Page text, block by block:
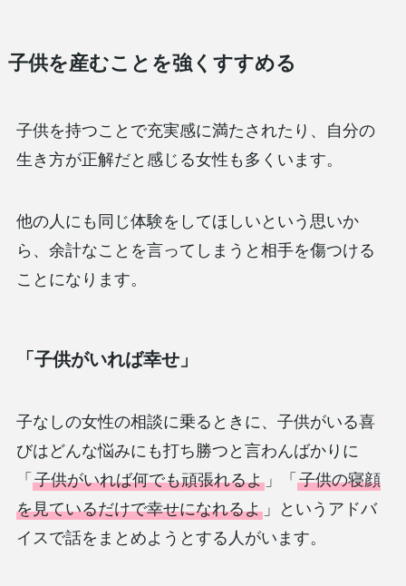
子供を産むことを強くすすめる
子供を持つことで充実感に満たされたり、自分の
生き方が正解だと感じる女性も多くいます。
他の人にも同じ体験をしてほしいという思いか
ら、余計なことを言ってしまうと相手を傷つける
ことになります。
「子供がいれば幸せ」
子なしの女性の相談に乗るときに、子供がいる喜
びはどんな悩みにも打ち勝つと言わんばかりに
「 子供がいれば何でも頑張れるよ」「 子供の寝顔
を見ているだけで幸せになれるよ」というアドバ
イスで話をまとめようとする人がいます。